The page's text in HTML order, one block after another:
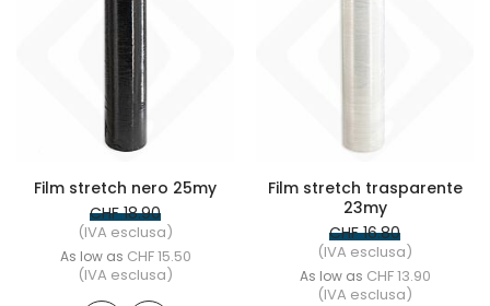
Film stretch nero 25my
CHF 18.90
(IVA esclusa)
As low as CHF 15.50
(IVA esclusa)
Film stretch trasparente
23my
CHF 16.80
(IVA esclusa)
As low as CHF 13.90
(IVA esclusa)